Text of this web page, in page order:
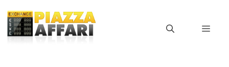
contenuto